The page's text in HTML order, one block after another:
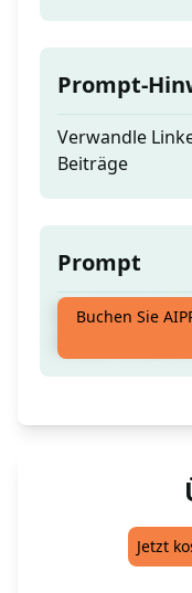
Prompt-
Verwandle
Beiträge
Prompt
Erstelle
Deinen
Buchen Sie
Jetzt